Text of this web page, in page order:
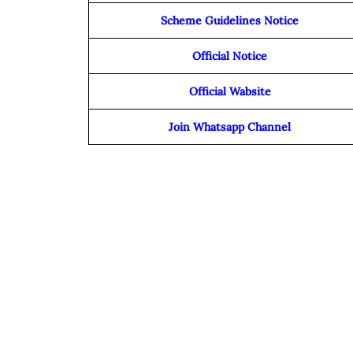
Scheme Guidelines Notice
Official Notice
Official Wabsite
Join Whatsapp Channel